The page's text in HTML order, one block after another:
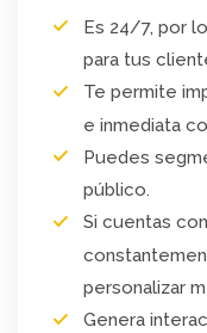
Es 24/7, por
para tus
Te permite
e inmediata
Puedes
público.
Si cuentas
personalizar
Genera